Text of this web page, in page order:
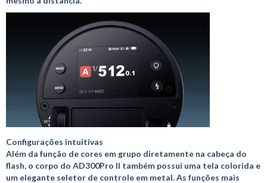
Configurações intuitivas
Além da função de cores em grupo diretamente na cabeça do
flash, o corpo do AD300Pro II também possui uma tela colorida e
um elegante seletor de controle em metal. As funções mais